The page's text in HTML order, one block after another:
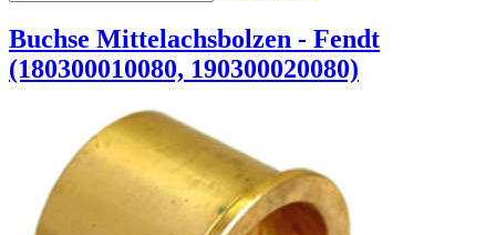
Buchse Mittelachsbolzen - Fendt
(180300010080, 190300020080)